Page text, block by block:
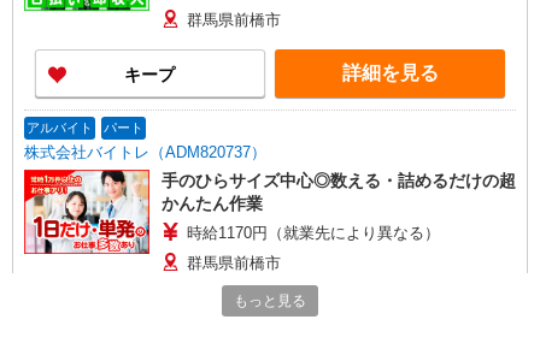
群馬県前橋市
キープ 詳細を見る
アルバイト パート
株式会社バイトレ（ADM820737）
手のひらサイズ中心◎数える・詰めるだけの超
かんたん作業
時給1170円（就業先により異なる）
群馬県前橋市
もっと見る